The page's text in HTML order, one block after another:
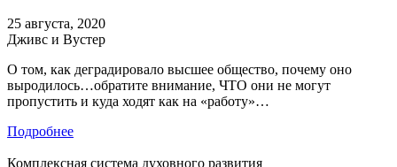
25 августа, 2020
Дживс и Вустер
О том, как деградировало высшее общество, почему оно
выродилось…обратите внимание, ЧТО они не могут
пропустить и куда ходят как на «работу»…
Подробнее
Комплексная система духовного развития